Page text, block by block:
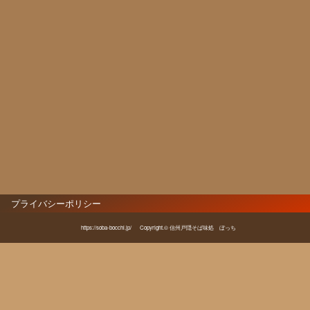
プライバシーポリシー
https://soba-bocchi.jp/ Copyright.© 信州戸隠そば味処 ぼっち